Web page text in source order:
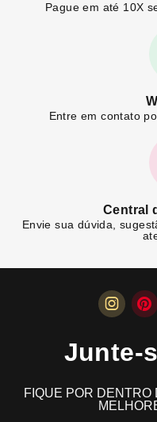
Pague em até 10X
Entre em contato
Central
Envie sua dúvida,
Junte-
FIQUE POR